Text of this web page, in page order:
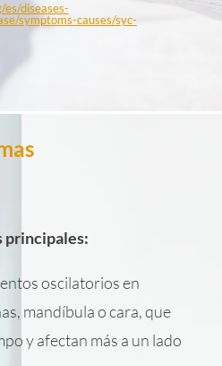
diseases-
symptoms-causes/syc-
principales:
oscilatorios en
mandíbula o cara, que
y afectan más a un lado